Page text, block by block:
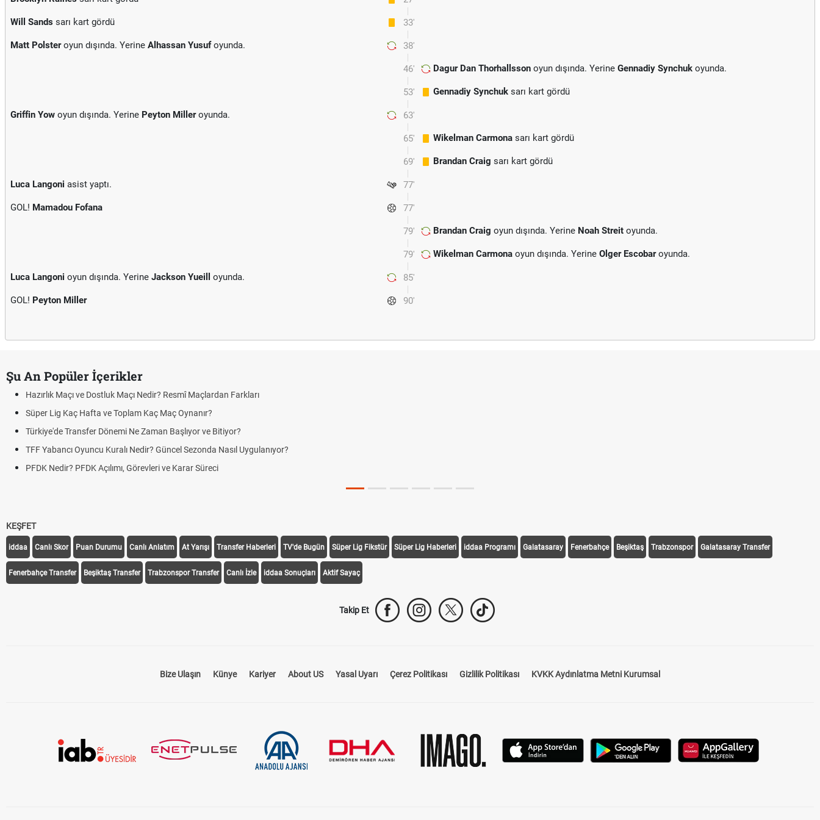
33'
Will Sands sarı kart gördü
38'
Matt Polsteroyun dışında. Yerine Alhassan Yusufoyunda.
46' Dagur Dan Thorhallsson oyun dışında. Yerine Gennadiy Synchuk oyunda.
53' Gennadiy Synchuk sarı kart gördü
63'
Griffin Yow oyun dışında. Yerine Peyton Milleroyunda.
65' Wikelman Carmona sarı kart gördü
69' Brandan Craig sarı kart gördü
77'
Luca Langoni asist yaptı.
77'
GOL! Mamadou Fofana
79' Brandan Craig oyun dışında. Yerine Noah Streit oyunda.
79' Wikelman Carmona oyun dışında. Yerine Olger Escobaroyunda.
85'
Luca Langoni oyun dışında. Yerine Jackson Yueill oyunda.
90'
GOL! Peyton Miller
Şu An Popüler İçerikler
Hazırlık Maçı ve Dostluk Maçı Nedir? Resmî Maçlardan Farkları
Süper Lig Kaç Hafta ve Toplam Kaç Maç Oynanır?
Türkiye'de Transfer Dönemi Ne Zaman Başlıyor ve Bitiyor?
TFF Yabancı Oyuncu Kuralı Nedir? Güncel Sezonda Nasıl Uygulanıyor?
PFDK Nedir? PFDK Açılımı, Görevleri ve Karar Süreci
KEŞFET
iddaa Canlı Skor Puan Durumu Canlı Anlatım At Yarışı Transfer Haberleri TV'de Bugün Süper Lig Fikstür Süper Lig Haberleri iddaa Programı Galatasaray Fenerbahçe Beşiktaş Trabzonspor Galatasaray Transfer
Fenerbahçe Transfer Beşiktaş Transfer Trabzonspor Transfer Canlı İzle iddaa Sonuçları Aktif Sayaç
Takip Et
Bize Ulaşın Künye Kariyer About US Yasal Uyarı Çerez Politikası Gizlilik Politikası KVKK Aydınlatma Metni Kurumsal